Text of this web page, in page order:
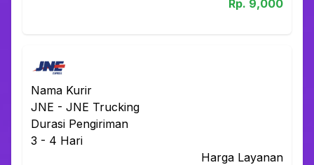
Rp. 9,000
Nama Kurir
JNE - JNE Trucking
Durasi Pengiriman
3 - 4 Hari
Harga Layanan